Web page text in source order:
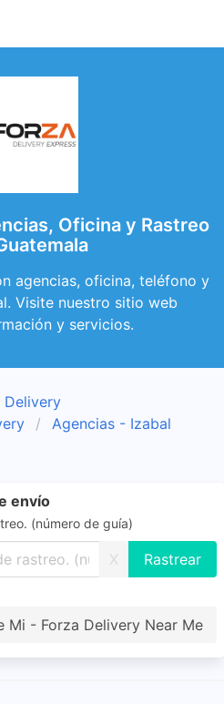
Oficina y Rastreo
agencias, oficina, teléfono y
Visite nuestro sitio web
y servicios.
Delivery
Agencias - Izabal
envío
(número de guía)
X
Mi - Forza Delivery Near Me